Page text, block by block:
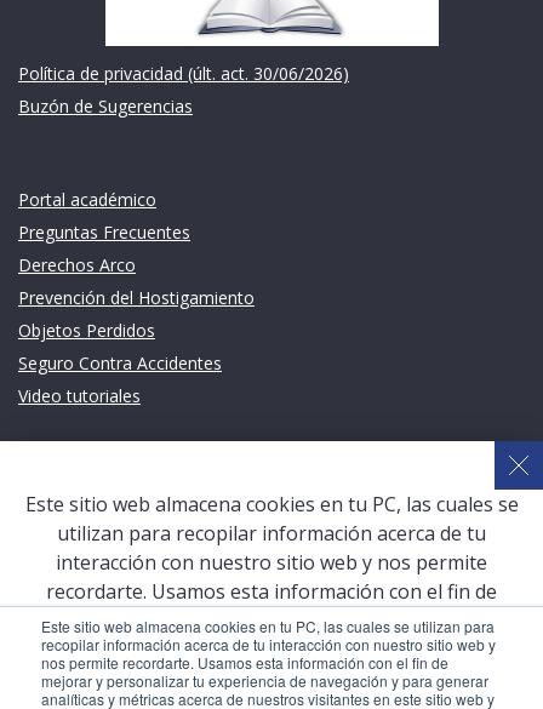
Este sitio web almacena cookies en tu PC, las cuales se utilizan para
recopilar información acerca de tu interacción con nuestro sitio web y
nos permite recordarte. Usamos esta información con el fin de
mejorar y personalizar tu experiencia de navegación y para generar
analíticas y métricas acerca de nuestros visitantes en este sitio web y
Política de privacidad (últ. act. 30/06/2026)
Buzón de Sugerencias
Portal académico
Preguntas Frecuentes
Derechos Arco
Prevención del Hostigamiento
Objetos Perdidos
Seguro Contra Accidentes
Video tutoriales
Sistema de Gestión Académica (SGA)
Defensoría Universitaria
Terceros vinculados
San Pablo Mail
Aula Virtual Pregrado
Aula Virtual Postgrado
Este sitio web almacena cookies en tu PC, las cuales se
utilizan para recopilar información acerca de tu
interacción con nuestro sitio web y nos permite
recordarte. Usamos esta información con el fin de
mejorar y personalizar tu experiencia de navegación y
para generar analíticas y métricas acerca de nuestros
visitantes en este sitio web y otros medios de